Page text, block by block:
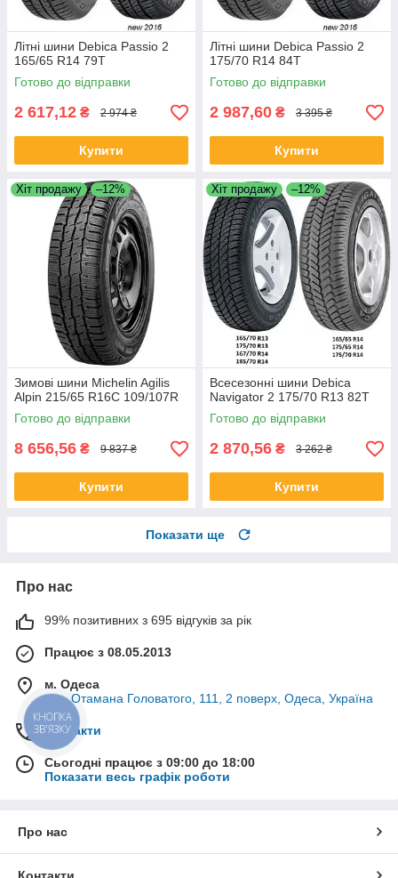
Літні шини Debica Passio 2
165/65 R14 79T
Готово до відправки
2 617,12 ₴ 2 974 ₴
Купити
Літні шини Debica Passio 2
175/70 R14 84T
Готово до відправки
2 987,60 ₴ 3 395 ₴
Купити
Хіт продажу –12%
Зимові шини Michelin Agilis
Alpin 215/65 R16C 109/107R
Готово до відправки
8 656,56 ₴ 9 837 ₴
Купити
Хіт продажу –12%
Всесезонні шини Debica
Navigator 2 175/70 R13 82T
Готово до відправки
2 870,56 ₴ 3 262 ₴
Купити
Показати ще
Про нас
99% позитивних з 695 відгуків за рік
Працює з 08.05.2013
м. Одеса
вул. Отамана Головатого, 111, 2 поверх, Одеса, Україна
Контакти
Сьогодні працює з 09:00 до 18:00
Показати весь графік роботи
Про нас
КНОПКА
ЗВ'ЯЗКУ